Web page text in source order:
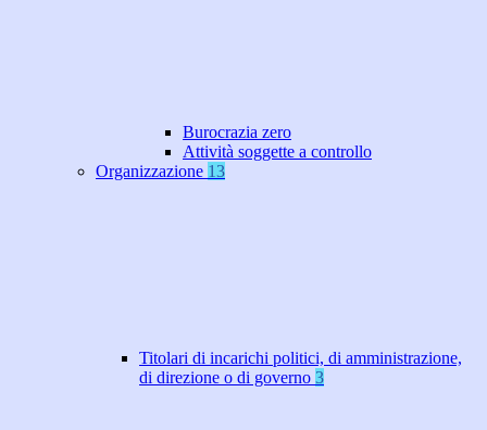
Burocrazia zero
Attività soggette a controllo
Organizzazione 13
Titolari di incarichi politici, di amministrazione,
di direzione o di governo 3